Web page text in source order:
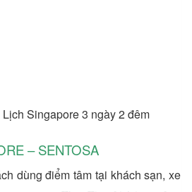
Singapore 3 ngày 2 đêm
– SENTOSA
dùng điểm tâm tại khách sạn, xe